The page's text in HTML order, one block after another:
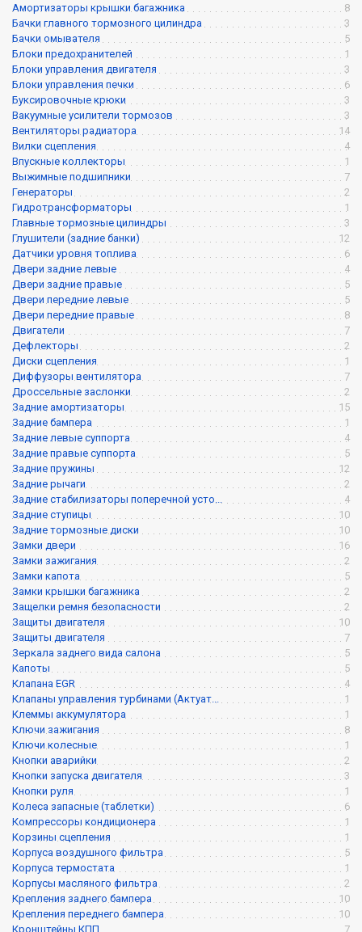
Амортизаторы крышки багажника
8
Бачки главного тормозного цилиндра
3
Бачки омывателя
5
Блоки предохранителей
1
Блоки управления двигателя
3
Блоки управления печки
6
Буксировочные крюки
3
Вакуумные усилители тормозов
3
Вентиляторы радиатора
14
Вилки сцепления
4
Впускные коллекторы
1
Выжимные подшипники
7
Генераторы
2
Гидротрансформаторы
1
Главные тормозные цилиндры
3
Глушители (задние банки)
12
Датчики уровня топлива
6
Двери задние левые
4
Двери задние правые
5
Двери передние левые
5
Двери передние правые
8
Двигатели
7
Дефлекторы
2
Диски сцепления
1
Диффузоры вентилятора
7
Дроссельные заслонки
2
Задние амортизаторы
15
Задние бампера
1
Задние левые суппорта
4
Задние правые суппорта
5
Задние пружины
12
Задние рычаги
2
Задние стабилизаторы поперечной усто...
4
Задние ступицы
10
Задние тормозные диски
10
Замки двери
16
Замки зажигания
2
Замки капота
5
Замки крышки багажника
2
Защелки ремня безопасности
2
Защиты двигателя
10
Защиты двигателя
7
Зеркала заднего вида салона
5
Капоты
5
Клапана EGR
4
Клапаны управления турбинами (Актуат...
1
Клеммы аккумулятора
1
Ключи зажигания
8
Ключи колесные
1
Кнопки аварийки
2
Кнопки запуска двигателя
3
Кнопки руля
1
Колеса запасные (таблетки)
6
Компрессоры кондиционера
1
Корзины сцепления
1
Корпуса воздушного фильтра
5
Корпуса термостата
1
Корпусы масляного фильтра
2
Крепления заднего бампера
10
Крепления переднего бампера
10
Кронштейны КПП
7